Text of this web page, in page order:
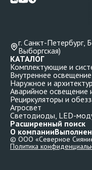
г. Санкт-Петербург,
Выборгская)
О компании
КАТАЛОГ
Комплектующие и
Внутреннее освещение
Наружное и
Аварийное освещение
Рециркуляторы и
Агросвет
Светодиоды, LED-
Расширенный поиск
© ООО «Северное
Политика